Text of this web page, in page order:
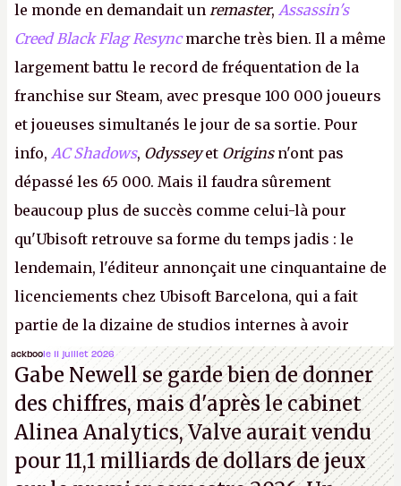
le monde en demandait un remaster, Assassin's
Creed Black Flag Resyncmarche très bien. Il a même
largement battu le record de fréquentation de la
franchise sur Steam, avec presque 100 000 joueurs
et joueuses simultanés le jour de sa sortie. Pour
info, AC Shadows, Odysseyet Originsn'ont pas
dépassé les 65 000. Mais il faudra sûrement
beaucoup plus de succès comme celui-là pour
qu'Ubisoft retrouve sa forme du temps jadis : le
lendemain, l'éditeur annonçait une cinquantaine de
licenciements chez Ubisoft Barcelona, qui a fait
partie de la dizaine de studios internes à avoir
travaillé sur cetAssassin's Creedsous la direction
d'Ubisoft Singapour.A.
ackboole 11 juillet 2026
Gabe Newell se garde bien de donner
des chiffres, mais d'après le cabinet
Alinea Analytics, Valve aurait vendu
pour 11,1 milliards de dollars de jeux